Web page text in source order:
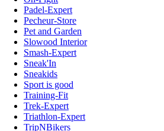
Padel-Expert
Pecheur-Store
Pet and Garden
Slowood Interior
Smash-Expert
Sneak'In
Sneakids
Sport is good
Training-Fit
Trek-Expert
Triathlon-Expert
TripNBikers